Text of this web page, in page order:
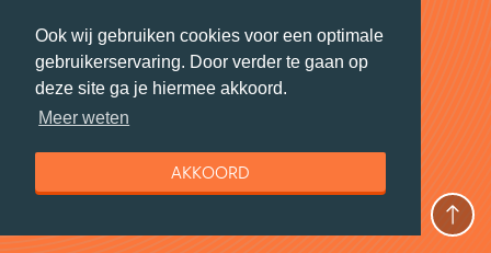
Ook wij gebruiken cookies voor een optimale
gebruikerservaring. Door verder te gaan op
deze site ga je hiermee akkoord.
Meer weten
AKKOORD
Schrijf je in voor de maandelijkse nieuwsbrief
boordevol foto's, prijsvragen en insider tips.
Ook ontvang je speciale deals van onze partners.